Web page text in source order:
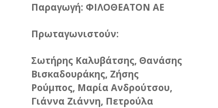
Παραγωγή: ΦΙΛΟΘΕΑΤΟΝ ΑΕ
Πρωταγωνιστούν:
Σωτήρης Καλυβάτσης, Θανάσης
Βισκαδουράκης, Ζήσης
Ρούμπος, Μαρία Ανδρούτσου,
Γιάννα Ζιάννη, Πετρούλα